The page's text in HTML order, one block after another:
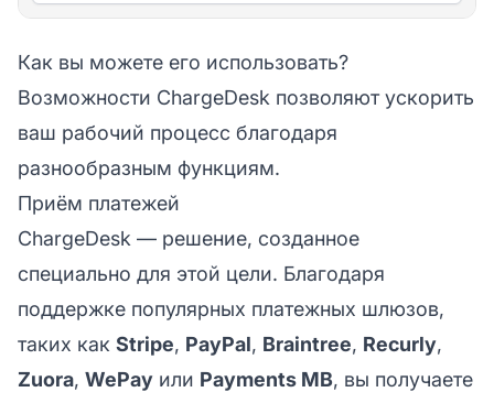
Как вы можете его использовать?
Возможности ChargeDesk позволяют ускорить
ваш рабочий процесс благодаря
разнообразным функциям.
Приём платежей
ChargeDesk — решение, созданное
специально для этой цели. Благодаря
поддержке популярных платежных шлюзов,
таких как Stripe, PayPal, Braintree, Recurly,
Zuora, WePay или Payments MB, вы получаете